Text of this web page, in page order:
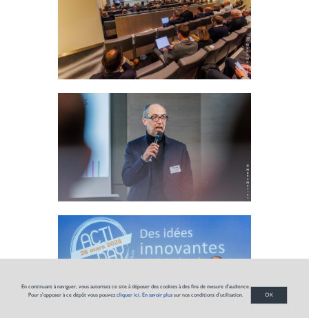
En continuant à naviguer, vous autorisez ce site à déposer des cookies à des fins de mesure d'audience.
Pour s'opposer à ce dépôt vous pouvezcliquer ici. En savoir plus sur nos conditions d'utilisation. OK